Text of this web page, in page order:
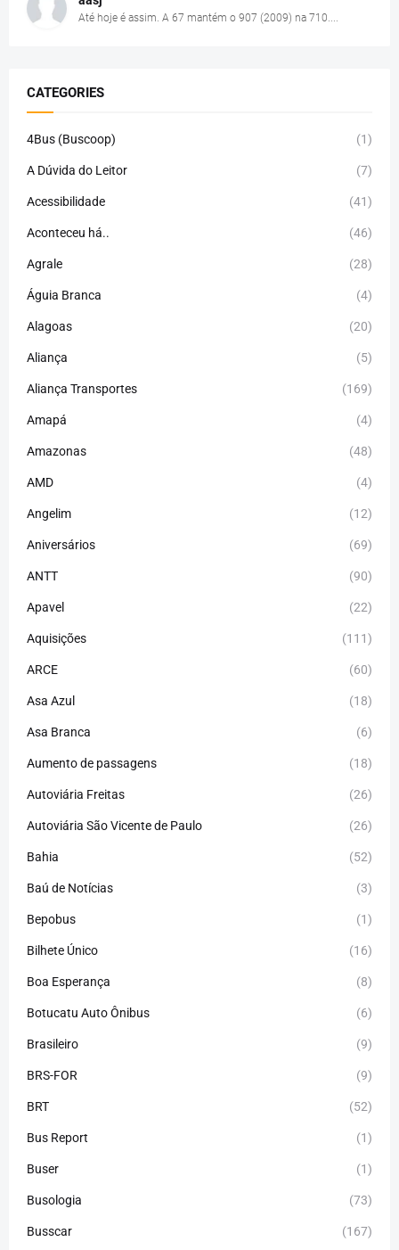
Até hoje é assim. A 67 mantém o 907 (2009) na 710....
CATEGORIES
4Bus (Buscoop) (1)
A Dúvida do Leitor (7)
Acessibilidade (41)
Aconteceu há.. (46)
Agrale (28)
Águia Branca (4)
Alagoas (20)
Aliança (5)
Aliança Transportes (169)
Amapá (4)
Amazonas (48)
AMD (4)
Angelim (12)
Aniversários (69)
ANTT (90)
Apavel (22)
Aquisições (111)
ARCE (60)
Asa Azul (18)
Asa Branca (6)
Aumento de passagens (18)
Autoviária Freitas (26)
Autoviária São Vicente de Paulo (26)
Bahia (52)
Baú de Notícias (3)
Bepobus (1)
Bilhete Único (16)
Boa Esperança (8)
Botucatu Auto Ônibus (6)
Brasileiro (9)
BRS-FOR (9)
BRT (52)
Bus Report (1)
Buser (1)
Busologia (73)
Busscar (167)